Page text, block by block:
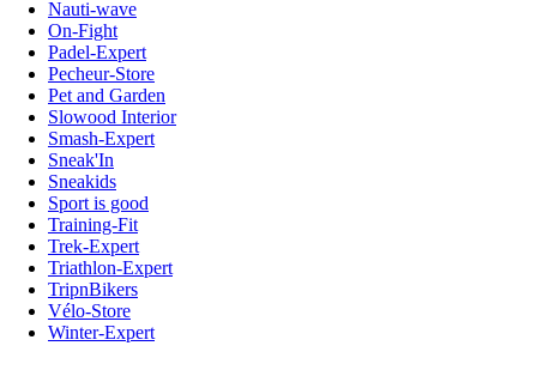
Nauti-wave
On-Fight
Padel-Expert
Pecheur-Store
Pet and Garden
Slowood Interior
Smash-Expert
Sneak'In
Sneakids
Sport is good
Training-Fit
Trek-Expert
Triathlon-Expert
TripnBikers
Vélo-Store
Winter-Expert